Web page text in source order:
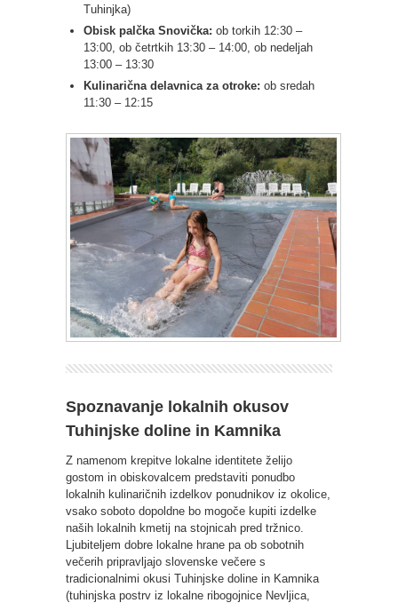
Tuhinjka)
Obisk palčka Snovička: ob torkih 12:30 –
13:00, ob četrtkih 13:30 – 14:00, ob nedeljah
13:00 – 13:30
Kulinarična delavnica za otroke: ob sredah
11:30 – 12:15
Spoznavanje lokalnih okusov
Tuhinjske doline in Kamnika
Z namenom krepitve lokalne identitete želijo
gostom in obiskovalcem predstaviti ponudbo
lokalnih kulinaričnih izdelkov ponudnikov iz okolice,
vsako soboto dopoldne bo mogoče kupiti izdelke
naših lokalnih kmetij na stojnicah pred tržnico.
Ljubiteljem dobre lokalne hrane pa ob sobotnih
večerih pripravljajo slovenske večere s
tradicionalnimi okusi Tuhinjske doline in Kamnika
(tuhinjska postrv iz lokalne ribogojnice Nevljica,